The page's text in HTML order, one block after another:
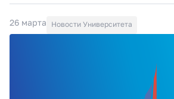
26 марта Новости Университета